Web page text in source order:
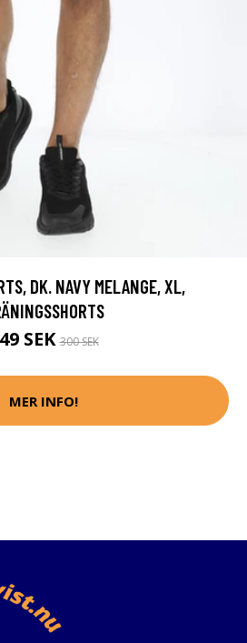
DK. NAVY MELANGE, XL,
SEK300 SEK
MER INFO!